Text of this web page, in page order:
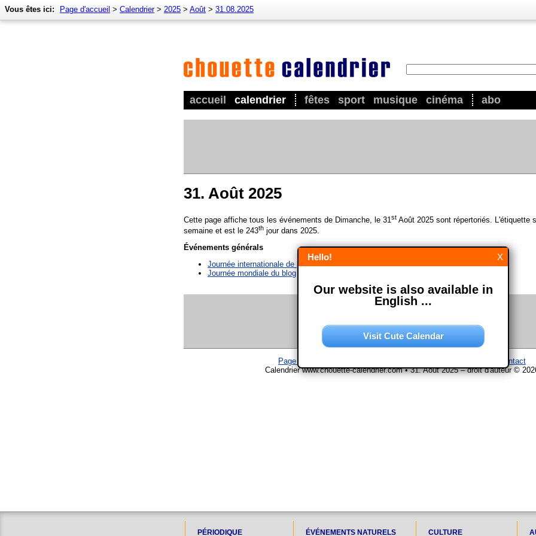
accueil calendrier fêtes sport musique cinéma abo
Vous êtes ici: Page d'accueil > Calendrier> 2025 > Août > 31.08.2025
31. Août 2025
Cette page affiche tous les événements de Dimanche, le 31st Août 2025 sont répertoriés. L'étiquette
semaine et est le 243th jour dans 2025.
Événements générals
Journée internationale de prévention des overdoses
Journée mondiale du blog
Page d'accueil
Contact
Calendrier www.chouette-calendrier.com • 31. Août 2025 – droit d'auteur ©
PÉRIODIQUE ÉVÉNEMENTS NATURELS CULTURE
X
Hello!
Our website is also available in
English ...
Visit Cute Calendar